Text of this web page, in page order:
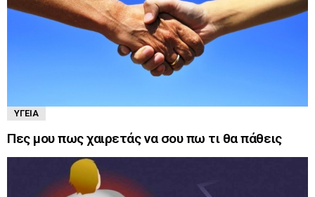
ΥΓΕΊΑ
Πες μου πως χαιρετάς να σου πω τι θα πάθεις